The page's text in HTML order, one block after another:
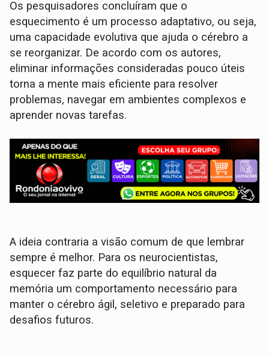
Os pesquisadores concluíram que o
esquecimento é um processo adaptativo, ou seja,
uma capacidade evolutiva que ajuda o cérebro a
se reorganizar. De acordo com os autores,
eliminar informações consideradas pouco úteis
torna a mente mais eficiente para resolver
problemas, navegar em ambientes complexos e
aprender novas tarefas.
A ideia contraria a visão comum de que lembrar
sempre é melhor. Para os neurocientistas,
esquecer faz parte do equilíbrio natural da
memória um comportamento necessário para
manter o cérebro ágil, seletivo e preparado para
desafios futuros.